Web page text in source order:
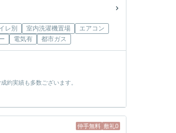
レ別 室内洗濯機置場
エアコン
電気有 都市ガス
約実績も多数ございます。
仲手無料 敷礼0